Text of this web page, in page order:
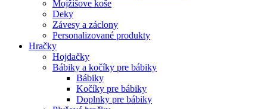
Mojžišove koše
Deky
Závesy a záclony
Personalizované produkty
Hračky
Hojdačky
Bábiky a kočíky pre bábiky
Bábiky
Kočíky pre bábiky
Doplnky pre bábiky